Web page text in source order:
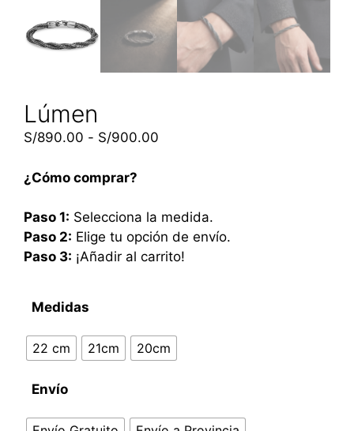
Lúmen
S/890.00 - S/900.00
¿Cómo comprar?
Paso 1: Selecciona la medida.
Paso 2: Elige tu opción de envío.
Paso 3: ¡Añadir al carrito!
Medidas
22 cm 21cm 20cm
Envío